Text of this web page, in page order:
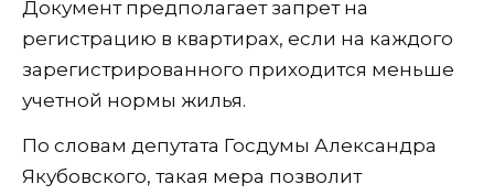
Документ предполагает запрет на
регистрацию в квартирах, если на каждого
зарегистрированного приходится меньше
учетной нормы жилья.
По словам депутата Госдумы Александра
Якубовского, такая мера позволит